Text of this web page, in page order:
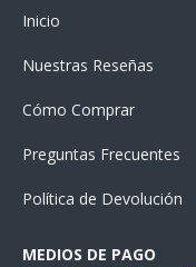
Inicio
Nuestras Reseñas
Cómo Comprar
Preguntas Frecuentes
Política de Devolución
MEDIOS DE PAGO